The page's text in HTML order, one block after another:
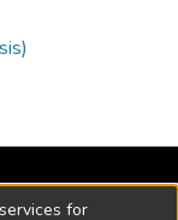
hasta 2026 -
for